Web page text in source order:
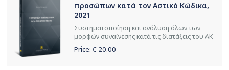
προσώπων κατά τον Αστικό Κώδικα,
2021
Συστηματοποίηση και ανάλυση όλων των
μορφών συναίνεσης κατά τις διατάξεις του ΑΚ
Price: € 20.00